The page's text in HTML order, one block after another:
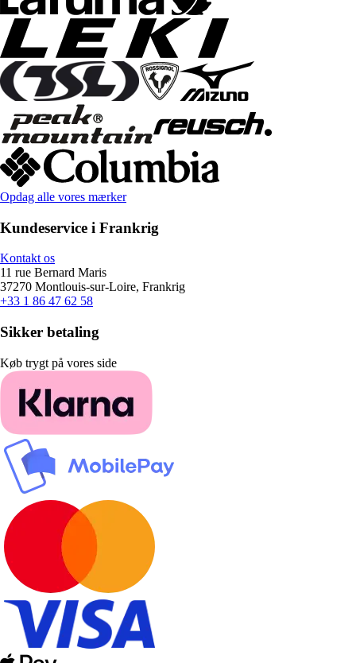
Opdag alle vores mærker
Kundeservice i Frankrig
Kontakt os
11 rue Bernard Maris
37270 Montlouis-sur-Loire, Frankrig
+33 1 86 47 62 58
Sikker betaling
Køb trygt på vores side